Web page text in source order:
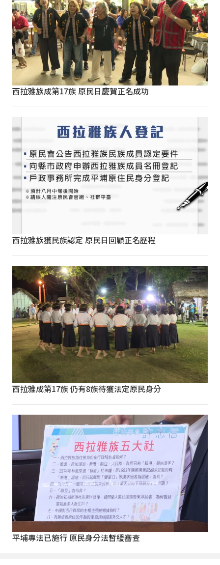
西拉雅族成第17族 原民日慶賀正名成功
西拉雅族獲民族認定 原民日回顧正名歷程
西拉雅成第17族 仍有8族待獲法定原民身分
平埔專法已施行 原民身分法暫緩審查